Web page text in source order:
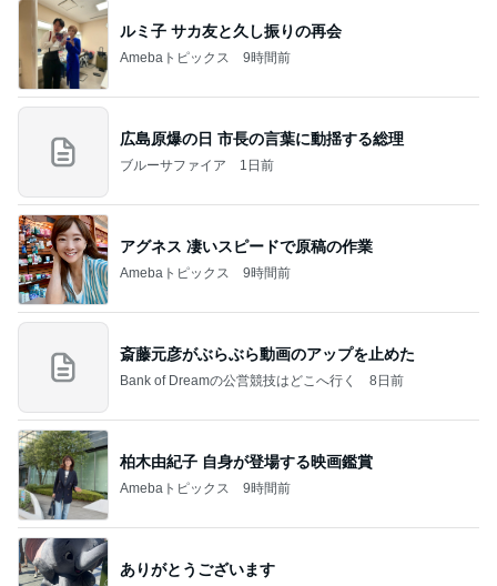
ルミ子 サカ友と久し振りの再会
Amebaトピックス 9時間前
広島原爆の日 市長の言葉に動揺する総理
ブルーサファイア 1日前
アグネス 凄いスピードで原稿の作業
Amebaトピックス 9時間前
斎藤元彦がぶらぶら動画のアップを止めた
Bank of Dreamの公営競技はどこへ行く 8日前
柏木由紀子 自身が登場する映画鑑賞
Amebaトピックス 9時間前
ありがとうございます